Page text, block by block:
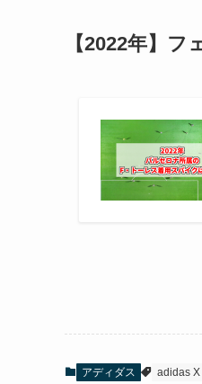
【2022年】
アディダス adidas